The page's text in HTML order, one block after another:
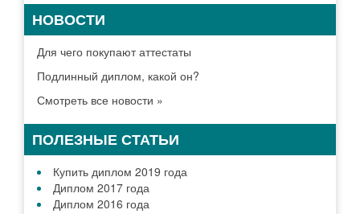
НОВОСТИ
Для чего покупают аттестаты
Подлинный диплом, какой он?
Смотреть все новости »
ПОЛЕЗНЫЕ СТАТЬИ
Купить диплом 2019 года
Диплом 2017 года
Диплом 2016 года